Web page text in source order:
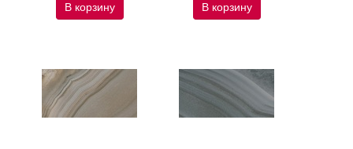
В корзину В корзину